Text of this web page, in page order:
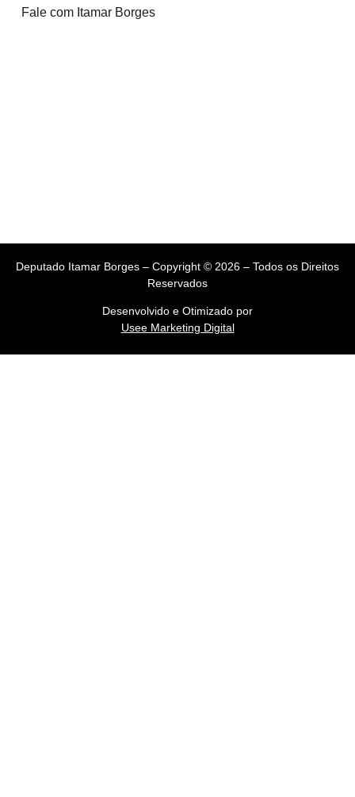
Fale com Itamar Borges
Deputado Itamar Borges – Copyright © 2026 – Todos os Direitos
Reservados
Desenvolvido e Otimizado por
Usee Marketing Digital